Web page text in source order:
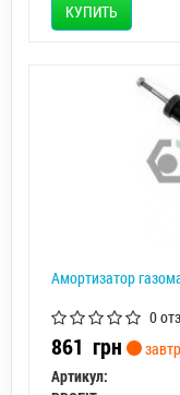
КУПИТЬ
Амортизатор
0
861 грн
Артикул: